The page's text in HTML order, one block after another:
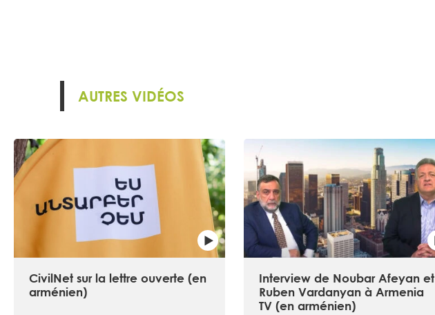
AUTRES VIDÉOS
CivilNet sur la lettre ouverte (en
arménien)
Interview de Noubar Afeyan et
Ruben Vardanyan à Armenia
TV (en arménien)